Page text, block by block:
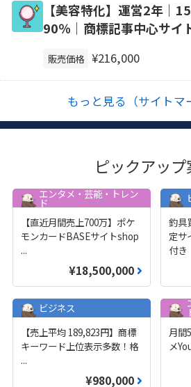
【美容特化】運営2年｜
90％｜商標記事中心サイ
販売価格 ¥216,000
もっと見る（サイトマ
ピックアッ
エンタメ・芸能・トレン
ド
【直近月間売上700万】ポケ
モンカードBASEサイトshop
...
¥18,500,000
釣具
定サ
付き
ビジネス
【売上平均 189,823円】商標
キーワード上位表示多数！格
...
¥980,000
月間
メ